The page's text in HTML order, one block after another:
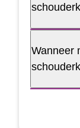
Wanneer